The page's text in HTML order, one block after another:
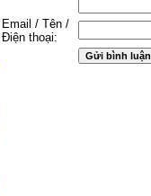
Email / Tên /
Điện thoại: